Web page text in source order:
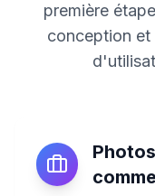
première
conception et